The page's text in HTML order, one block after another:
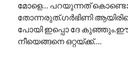
മോളെ… പറയുന്നത്
തോന്നരുത്.ഗർഭിണി
പോയി ഇപ്പൊ ദേ
നീയെങ്ങനെ ഒറ്റയ്ക്ക്….